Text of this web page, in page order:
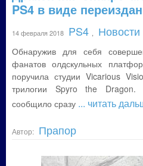
PS4 в виде
14 февраля 2018 PS4
Обнаружив для себя
фанатов олдскульных
поручила студии Vicarious
трилогии Spyro the
сообщило сразу ... читать
Автор: Прапор